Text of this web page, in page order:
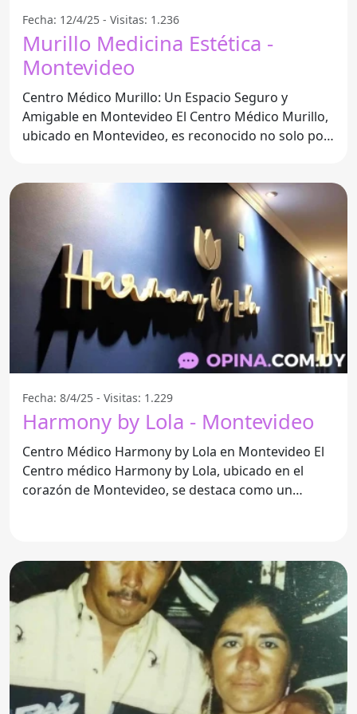
Fecha: 12/4/25 - Visitas: 1.236
Murillo Medicina Estética -
Montevideo
Centro Médico Murillo: Un Espacio Seguro y
Amigable en Montevideo El Centro Médico Murillo,
ubicado en Montevideo, es reconocido no solo por
Fecha: 8/4/25 - Visitas: 1.229
Harmony by Lola - Montevideo
Centro Médico Harmony by Lola en Montevideo El
Centro médico Harmony by Lola, ubicado en el
corazón de Montevideo, se destaca como un